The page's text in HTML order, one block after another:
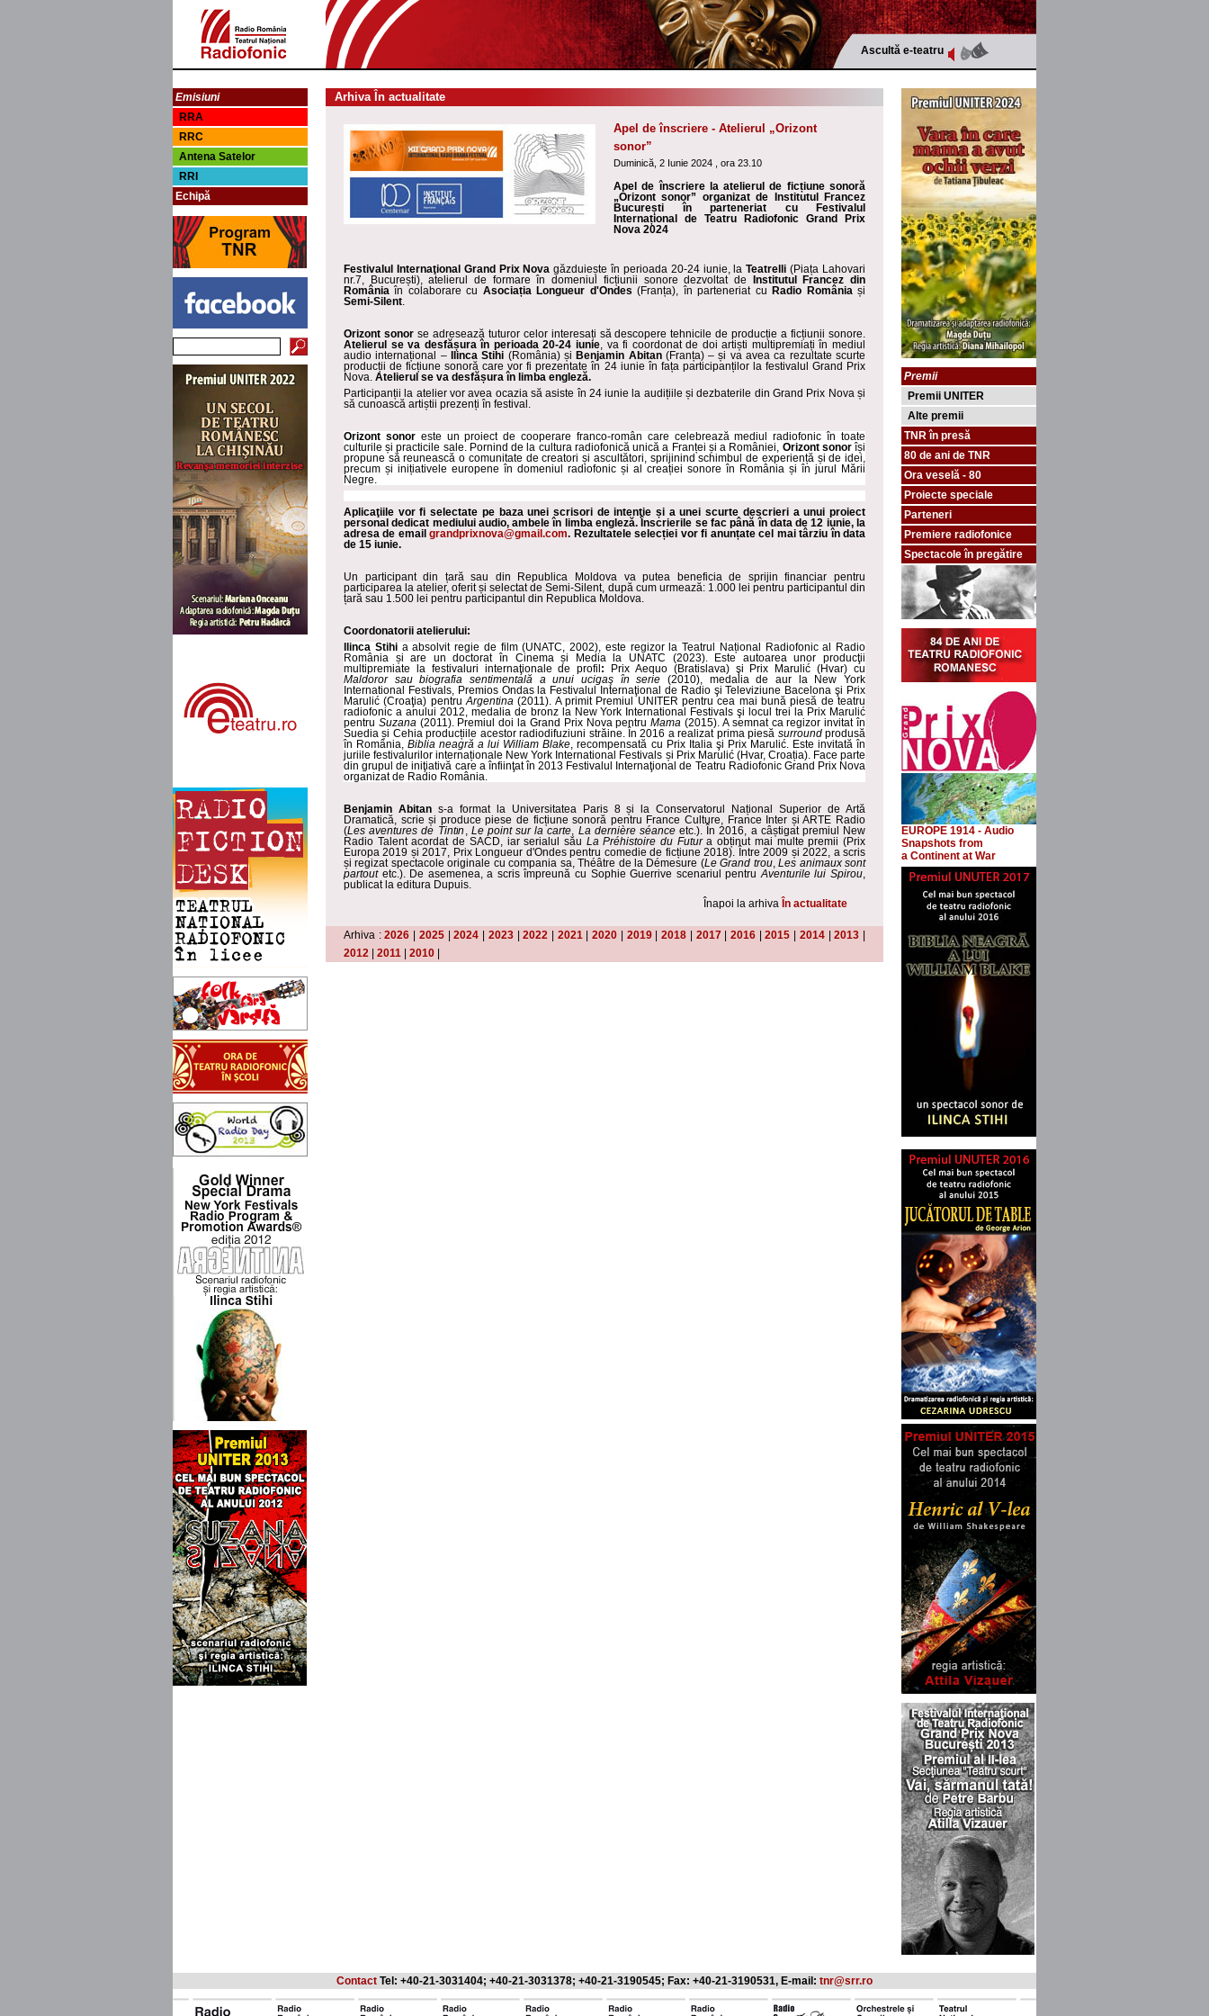
Ascultă e-teatru
Emisiuni
RRA
RRC
Antena Satelor
RRI
Echipă
Arhiva În actualitate
Apel de înscriere - Atelierul „Orizont
sonor”
Duminică, 2 Iunie 2024 , ora 23.10
Apel de înscriere la atelierul de ficțiune sonoră
„Orizont sonor” organizat de Institutul Francez
București în parteneriat cu Festivalul
Internațional de Teatru Radiofonic Grand Prix
Nova 2024
Festivalul Internaţional Grand Prix Nova găzduiește în perioada 20-24 iunie, laTeatrelli (Piața Lahovari
nr.7, București), atelierul de formare în domeniul ficțiunii sonore dezvoltat de Institutul Francez din
România în colaborare cu Asociația Longueur d'Ondes (Franța), în parteneriat cuRadio România și
Semi-Silent
Orizont sonorse adresează tuturor celor interesați să descopere tehnicile de producție a ficțiunii sonore.
Atelierul se va desfășura în perioada 20-24 iunie, va fi coordonat de doi artiști multipremiați în mediul
audio internațional – Ilinca Stihi (România) șiBenjamin Abitan(Franța) – și va avea ca rezultate scurte
producții de ficțiune sonoră care vor fi prezentate în 24 iunie în fața participanților la festivalul Grand Prix
Nova. Atelierul se va desfășura în limba engleză.
Participanții la atelier vor avea ocazia să asiste în 24 iunie la audițiile și dezbaterile din Grand Prix Nova și
să cunoască artiștii prezenți în festival.
Orizont sonoreste un proiect de cooperare franco-român care celebrează mediul radiofonic în toate
culturile și practicile sale. Pornind de la cultura radiofonică unică a Franței și a României, Orizont sonorîși
propune să reunească o comunitate de creatori și ascultători, sprijinind schimbul de experiență și de idei,
precum și inițiativele europene în domeniul radiofonic și al creației sonore în România și în jurul Mării
Negre.
Aplicaţiile vor fi selectate pe baza unei scrisori de intenție și a unei scurte descrieri a unui proiect
personal dedicat mediului audio, ambele în limba engleză. Înscrierile se fac până în data de 12 iunie, la
adresa de emailgrandprixnova@gmail.com. Rezultatele selecției vor fi anunțate cel mai târziu în data
de 15 iunie.
Un participant din țară sau din Republica Moldova va putea beneficia de sprijin financiar pentru
participarea la atelier, oferit și selectat de Semi-Silent, după cum urmează: 1.000 lei pentru participantul din
țară sau 1.500 lei pentru participantul din Republica Moldova.
Coordonatorii atelierului:
Ilinca Stihi a absolvit regie de film (UNATC, 2002), este regizor la Teatrul Național Radiofonic al Radio
România și are un doctorat în Cinema și Media la UNATC (2023). Este autoarea unor producţii
multipremiate la festivaluri internaţionale de profil: Prix Aequo (Bratislava) şi Prix Marulić (Hvar) cu
Maldoror sau biografia sentimentală a unui ucigaş în serie (2010), medalia de aur la New York
International Festivals, Premios Ondas la Festivalul Internaţional de Radio şi Televiziune Bacelona şi Prix
Marulić (Croaţia) pentru Argentina (2011). A primit Premiul UNITER pentru cea mai bună piesă de teatru
radiofonic a anului 2012, medalia de bronz la New York International Festivals şi locul trei la Prix Marulić
pentru Suzana (2011). Premiul doi la Grand Prix Nova pentruMama(2015). A semnat ca regizor invitat în
Suedia și Cehia producțiile acestor radiodifuziuni străine. În 2016 a realizat prima piesă surroundprodusă
în România,Biblia neagră a lui William Blake , recompensată cu Prix Italia şi Prix Marulić. Este invitată în
juriile festivalurilor internaționale New York International Festivals și Prix Marulić (Hvar, Croația). Face parte
din grupul de iniţiativă care a înfiinţat în 2013 Festivalul Internaţional de Teatru Radiofonic Grand Prix Nova
organizat de Radio România.
Benjamin Abitan s-a format la Universitatea Paris 8 și la Conservatorul Național Superior de Artă
Dramatică, scrie și produce piese de ficțiune sonoră pentru France Culture, France Inter și ARTE Radio
(Les aventures de Tintin Le point sur la carte La dernière séanceetc.). În 2016, a câștigat premiul New
Radio Talent acordat de SACD, iar serialul său La Préhistoire du Futura obținut mai multe premii (Prix
Europa 2019 și 2017, Prix Longueur d'Ondes pentru comedie de ficțiune 2018). Între 2009 și 2022, a scris
și regizat spectacole originale cu compania sa, Théâtre de la Démesure (Le Grand trou,Les animaux sont
partoutetc.). De asemenea, a scris împreună cu Sophie Guerrive scenariul pentru Aventurile lui Spirou
publicat la editura Dupuis.
Înapoi la arhiva În actualitate
Arhiva :2026 | 2025|2024 | 2023|2022 | 2021 |2020 | 2019|2018 | 2017| 2016|2015 | 2014|2013 |
2012 | 2011 | 2010 |
Premii
Premii UNITER
Alte premii
TNR în presă
80 de ani de TNR
Ora veselă - 80
Proiecte speciale
Parteneri
Premiere radiofonice
Spectacole în pregătire
EUROPE 1914 - Audio
Snapshots from
a Continent at War
Contact Tel: +40-21-3031404; +40-21-3031378; +40-21-3190545; Fax: +40-21-3190531, E-mail: tnr@srr.ro